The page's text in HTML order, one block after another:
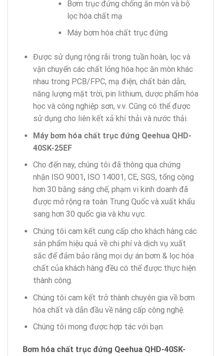
Bơm trục đứng chống ăn mòn và bộ
lọc hóa chất mạ
Máy bơm hóa chất trục đứng
Được sử dụng rộng rãi trong tuần hoàn, lọc và
vận chuyển các chất lỏng hóa học ăn mòn khác
nhau trong PCB/FPC, mạ điện, chất bán dẫn,
năng lượng mặt trời, pin lithium, dược phẩm hóa
học và công nghiệp sơn, v.v. Cũng có thể được
sử dụng cho liên kết xả khí thải và nước thải.
Máy bơm hóa chất trục đứng Qeehua QHD-
40SK-25EF
Cho đến nay, chúng tôi đã thông qua chứng
nhận ISO 9001 ,ISO 14001, CE, SGS, tổng cộng
hơn 30 bằng sáng chế, phạm vi kinh doanh đã
được mở rộng ra toàn Trung Quốc và xuất khẩu
sang hơn 30 quốc gia và khu vực.
Chúng tôi cam kết cung cấp cho khách hàng các
sản phẩm hiệu quả về chi phí và dịch vụ xuất
sắc để đảm bảo rằng mọi dự án bơm & lọc hóa
chất của khách hàng đều có thể được thực hiện
thành công.
Chúng tôi cam kết trở thành chuyên gia về bơm
hóa chất và dẫn đầu về nâng cấp công nghệ.
Chúng tôi mong được hợp tác với bạn.
Bơm hóa chất trục đứng Qeehua QHD-40SK-